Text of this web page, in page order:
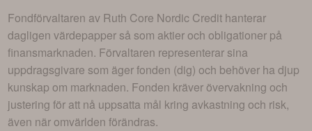
Fondförvaltaren av Ruth Core Nordic Credit hanterar
dagligen värdepapper så som aktier och obligationer på
finansmarknaden. Förvaltaren representerar sina
uppdragsgivare som äger fonden (dig) och behöver ha djup
kunskap om marknaden. Fonden kräver övervakning och
justering för att nå uppsatta mål kring avkastning och risk,
även när omvärlden förändras.